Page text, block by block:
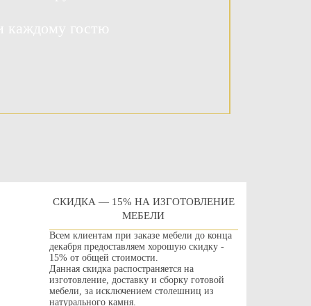
СКИДКА — 15% НА ИЗГОТОВЛЕНИЕ
МЕБЕЛИ
Всем клиентам при заказе мебели до конца
декабря предоставляем хорошую скидку -
15% от общей стоимости.
Данная скидка распостраняется на
изготовление, доставку и сборку готовой
мебели, за исключением столешниц из
натурального камня.